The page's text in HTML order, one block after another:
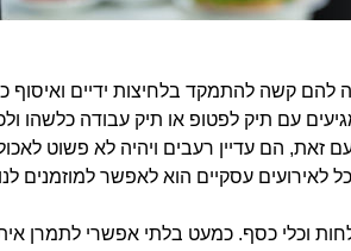
קשה להתמקד בלחיצות ידיים ואיסוף
עם תיק לפטופ או תיק עבודה כלשהו
עם זאת, הם עדיין רעבים ויהיה לא פשוט
עסקיים הוא לאפשר למוזמנים
וכלי כסף. כמעט בלתי אפשרי לתמרן